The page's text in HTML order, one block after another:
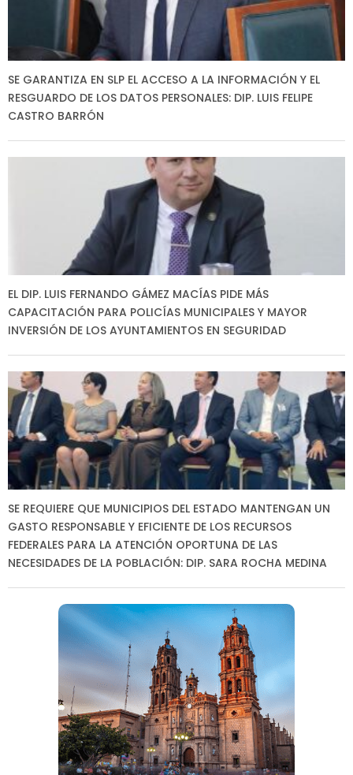
SE GARANTIZA EN SLP EL ACCESO A LA INFORMACIÓN Y EL
RESGUARDO DE LOS DATOS PERSONALES: DIP. LUIS FELIPE
CASTRO BARRÓN
EL DIP. LUIS FERNANDO GÁMEZ MACÍAS PIDE MÁS
CAPACITACIÓN PARA POLICÍAS MUNICIPALES Y MAYOR
INVERSIÓN DE LOS AYUNTAMIENTOS EN SEGURIDAD
SE REQUIERE QUE MUNICIPIOS DEL ESTADO MANTENGAN UN
GASTO RESPONSABLE Y EFICIENTE DE LOS RECURSOS
FEDERALES PARA LA ATENCIÓN OPORTUNA DE LAS
NECESIDADES DE LA POBLACIÓN: DIP. SARA ROCHA MEDINA